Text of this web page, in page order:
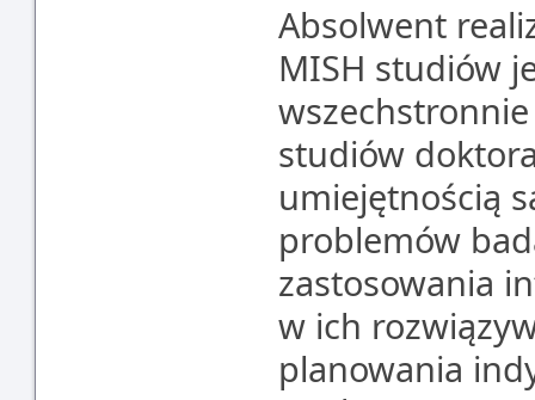
Absolwent
MISH studiów
studiów
umiejętnością
problemów
zastosowania
w ich
planowania